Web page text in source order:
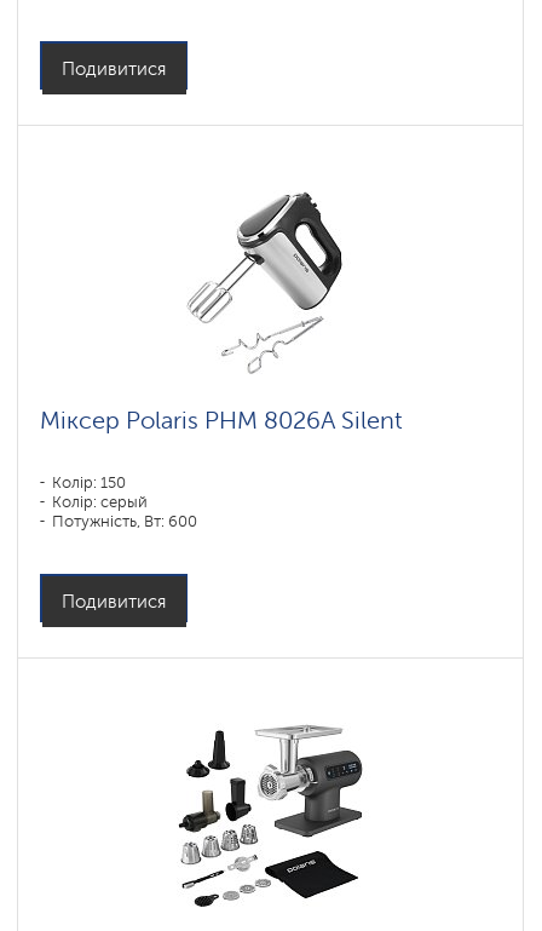
Подивитися
Міксер Polaris PHM 8026A Silent
Колір: 150
Колір: серый
Потужність, Вт: 600
Подивитися